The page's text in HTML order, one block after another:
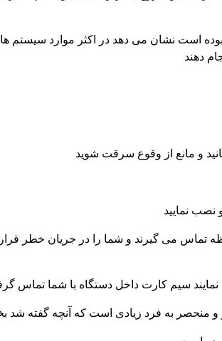
نشان می دهد در اکثر موارد سیستم های
دهند
و مانع از وقوع سرقت شوید
نصب نمایید
تماس می گیرند و شما را در جریان خطر
سیم کارت داخل دستگاه با شما تماس